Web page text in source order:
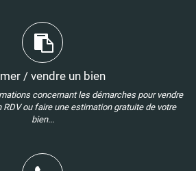
/ vendre un bien
concernant les démarches pour vendre
RDV ou faire une estimation gratuite de votre
bien...